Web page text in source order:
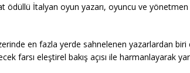
ödüllü İtalyan oyun yazarı, oyuncu ve yönetmen
en fazla yerde sahnelenen yazarlardan
farsı eleştirel bakış açısı ile harmanlayarak